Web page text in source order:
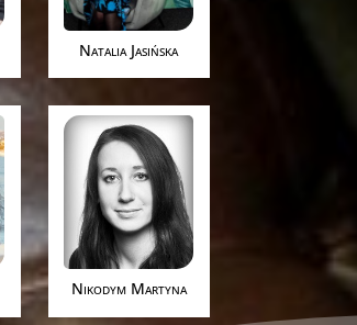
Natalia Jasińska
Nikodym Martyna